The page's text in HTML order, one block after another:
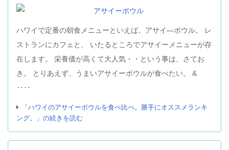
ハワイで定番の朝食メニューといえば、アサイ―ボウル。 レ
ストランにカフェと、 いたるところでアサイーメニューが存
在します。 栄養価が高くて大人気・・という事は、さてお
き。 とりあえず、うまいアサイーボウルが食べたい。 &
‥‥
「ハワイのアサイーボウルを食べ比べ。勝手にオススメランキ
ング。」の続きを読む